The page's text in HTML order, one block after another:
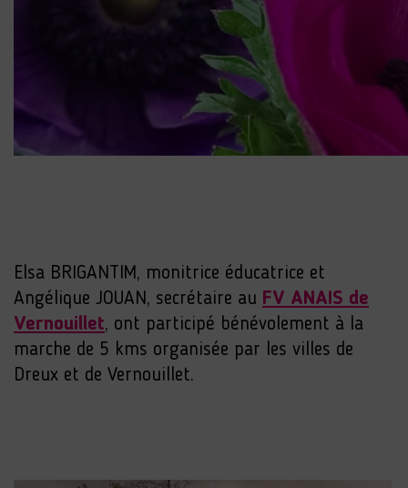
Elsa BRIGANTIM, monitrice éducatrice et
Angélique JOUAN, secrétaire au FV ANAIS de
Vernouillet, ont participé bénévolement à la
marche de 5 kms organisée par les villes de
Dreux et de Vernouillet.